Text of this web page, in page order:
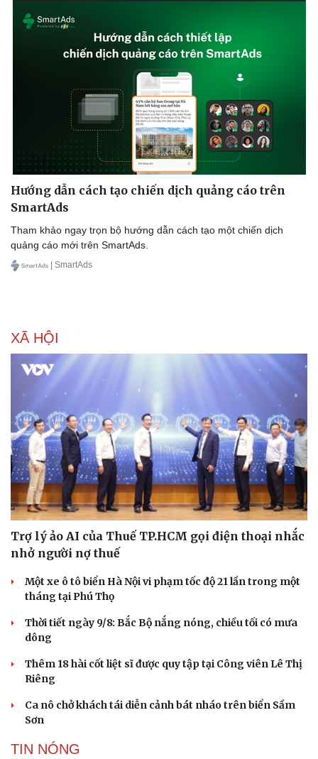
Sân khấu - Điện ảnh
Văn học
Âm nhạc
Di sản
Nghệ sĩ
Sao Việt
Hướng dẫn cách tạo chiến dịch quảng cáo trên
SmartAds
Tham khảo ngay trọn bộ hướng dẫn cách tạo một chiến dịch
quảng cáo mới trên SmartAds.
| SmartAds
XÃ HỘI
Trợ lý ảo AI của Thuế TP.HCM gọi điện thoại nhắc
nhở người nợ thuế
Một xe ô tô biển Hà Nội vi phạm tốc độ 21 lần trong một
tháng tại Phú Thọ
Thời tiết ngày 9/8: Bắc Bộ nắng nóng, chiều tối có mưa
dông
Thêm 18 hài cốt liệt sĩ được quy tập tại Công viên Lê Thị
Riêng
Ca nô chở khách tái diễn cảnh bát nháo trên biển Sầm
Sơn
TIN NÓNG